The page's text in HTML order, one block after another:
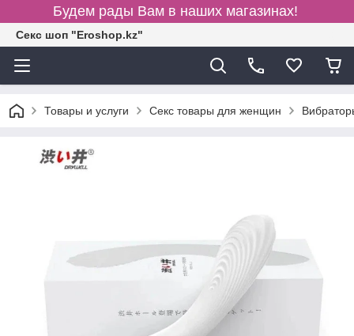
Будем рады Вам в наших магазинах!
Секс шоп "Eroshop.kz"
Товары и услуги Секс товары для женщин